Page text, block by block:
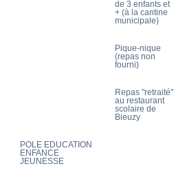
de 3 enfants et
+ (à la cantine
municipale)
Pique-nique
(repas non
fourni)
Repas "retraité"
au restaurant
scolaire de
Bieuzy
POLE EDUCATION
ENFANCE
JEUNESSE